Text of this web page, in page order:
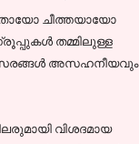
ചീത്തയായോ
തമ്മിലുള്ള
അസഹനീയവും
വിശദമായ